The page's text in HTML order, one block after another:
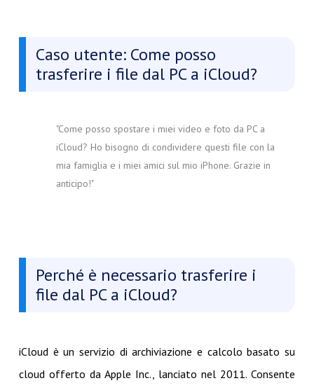
Caso utente: Come posso
trasferire i file dal PC a iCloud?
"Come posso spostare i miei video e foto da PC a
iCloud? Ho bisogno di condividere questi file con la
mia famiglia e i miei amici sul mio iPhone. Grazie in
anticipo!"
Perché è necessario trasferire i
file dal PC a iCloud?
iCloud è un servizio di archiviazione e calcolo basato su
cloud offerto da Apple Inc., lanciato nel 2011. Consente